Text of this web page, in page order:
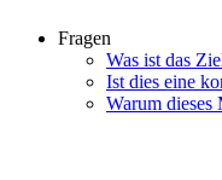
Fragen
Was ist das
Ist dies eine
Warum dieses